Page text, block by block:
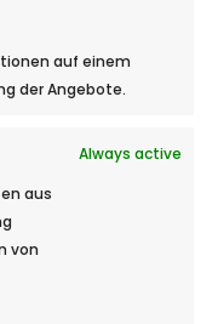
auf einem
der Angebote.
Always active
aus
von